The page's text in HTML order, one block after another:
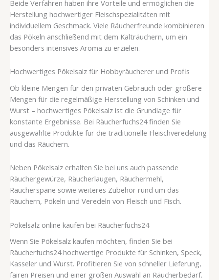
Beide Verfahren haben ihre Vorteile und ermöglichen die
Herstellung hochwertiger Fleischspezialitäten mit
individuellem Geschmack. Viele Räucherfreunde kombinieren
das Pökeln anschließend mit dem Kalträuchern, um ein
besonders intensives Aroma zu erzielen.
Hochwertiges Pökelsalz für Hobbyräucherer und Profis
Ob kleine Mengen für den privaten Gebrauch oder größere
Mengen für die regelmäßige Herstellung von Schinken und
Wurst – hochwertiges Pökelsalz ist die Grundlage für
konstante Ergebnisse. Bei Räucherfuchs24 finden Sie
ausgewählte Produkte für die traditionelle Fleischveredelung
und das Räuchern.
Neben Pökelsalz erhalten Sie bei uns auch passende
Räuchergewürze, Räucherlaugen, Räuchermehl,
Räucherspäne sowie weiteres Zubehör rund um das
Räuchern, Pökeln und Veredeln von Fleisch und Fisch.
Pökelsalz online kaufen bei Räucherfuchs24
Wenn Sie Pökelsalz kaufen möchten, finden Sie bei
Räucherfuchs24 hochwertige Produkte für Schinken, Speck,
Kasseler und Wurst. Profitieren Sie von schneller Lieferung,
fairen Preisen und einer großen Auswahl an Räucherbedarf.